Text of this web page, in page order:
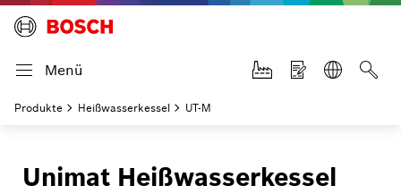
Menü
Produkte Heißwasserkessel UT-M
Unimat Heißwasserkessel